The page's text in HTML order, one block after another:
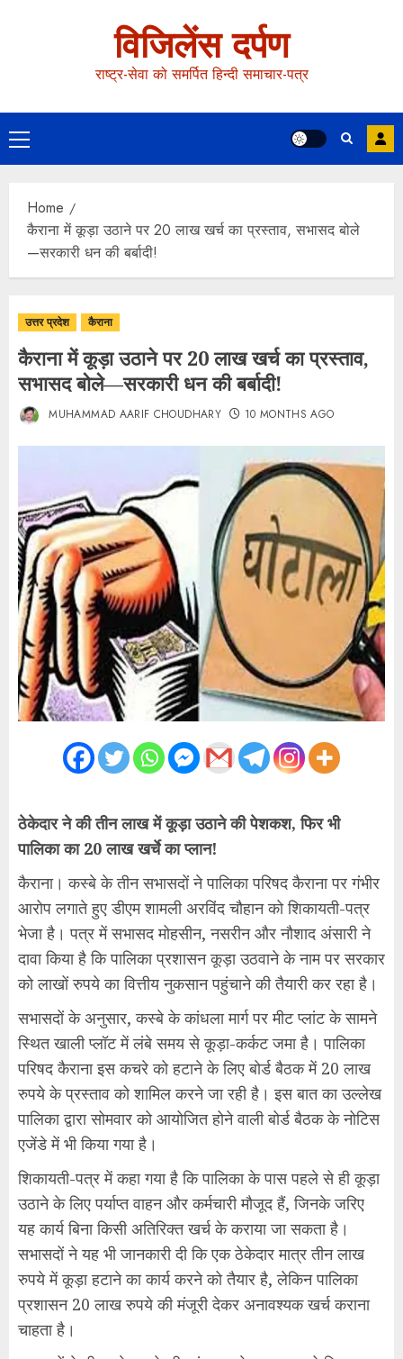
विजिलेंस दर्पण
राष्ट्र-सेवा को समर्पित हिन्दी समाचार-पत्र
Home
कैराना में कूड़ा उठाने पर 20 लाख खर्च का प्रस्ताव, सभासद बोले
—सरकारी धन की बर्बादी!
उत्तर प्रदेश कैराना
कैराना में कूड़ा उठाने पर 20 लाख खर्च का प्रस्ताव,
सभासद बोले—सरकारी धन की बर्बादी!
MUHAMMAD AARIF CHOUDHARY 10 MONTHS AGO
ठेकेदार ने की तीन लाख में कूड़ा उठाने की पेशकश, फिर भी
पालिका का 20 लाख खर्चे का प्लान!
कैराना। कस्बे के तीन सभासदों ने पालिका परिषद कैराना पर गंभीर
आरोप लगाते हुए डीएम शामली अरविंद चौहान को शिकायती-पत्र
भेजा है। पत्र में सभासद मोहसीन, नसरीन और नौशाद अंसारी ने
दावा किया है कि पालिका प्रशासन कूड़ा उठवाने के नाम पर सरकार
को लाखों रुपये का वित्तीय नुकसान पहुंचाने की तैयारी कर रहा है।
सभासदों के अनुसार, कस्बे के कांधला मार्ग पर मीट प्लांट के सामने
स्थित खाली प्लॉट में लंबे समय से कूड़ा-कर्कट जमा है। पालिका
परिषद कैराना इस कचरे को हटाने के लिए बोर्ड बैठक में 20 लाख
रुपये के प्रस्ताव को शामिल करने जा रही है। इस बात का उल्लेख
पालिका द्वारा सोमवार को आयोजित होने वाली बोर्ड बैठक के नोटिस
एजेंडे में भी किया गया है।
शिकायती-पत्र में कहा गया है कि पालिका के पास पहले से ही कूड़ा
उठाने के लिए पर्याप्त वाहन और कर्मचारी मौजूद हैं, जिनके जरिए
यह कार्य बिना किसी अतिरिक्त खर्च के कराया जा सकता है।
सभासदों ने यह भी जानकारी दी कि एक ठेकेदार मात्र तीन लाख
रुपये में कूड़ा हटाने का कार्य करने को तैयार है, लेकिन पालिका
प्रशासन 20 लाख रुपये की मंजूरी देकर अनावश्यक खर्च कराना
चाहता है।